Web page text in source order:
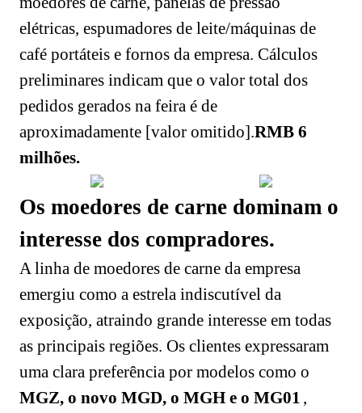
elétricas, espumadores de leite/máquinas de
café portáteis e fornos da empresa. Cálculos
preliminares indicam que o valor total dos
pedidos gerados na feira é de
aproximadamente [valor omitido].RMB 6
milhões.
Os moedores de carne dominam o
interesse dos compradores.
A linha de moedores de carne da empresa
emergiu como a estrela indiscutível da
exposição, atraindo grande interesse em todas
as principais regiões. Os clientes expressaram
uma clara preferência por modelos como o
MGZ, o novo MGD, o MGH e o MG01 ,